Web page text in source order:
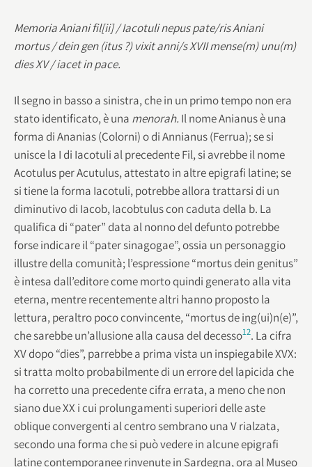
Memoria Aniani fil[ii] / Iacotuli nepus pate/ris Aniani
mortus / dein gen (itus ?) vixit anni/s XVII mense(m) unu(m)
dies XV / iacet in pace.
Il segno in basso a sinistra, che in un primo tempo non era
stato identificato, è una menorah. Il nome Anianus è una
forma di Ananias (Colorni) o di Annianus (Ferrua); se si
unisce la I di Iacotuli al precedente Fil, si avrebbe il nome
Acotulus per Acutulus, attestato in altre epigrafi latine; se
si tiene la forma Iacotuli, potrebbe allora trattarsi di un
diminutivo di Iacob, Iacobtulus con caduta della b. La
qualifica di “pater” data al nonno del defunto potrebbe
forse indicare il “pater sinagogae”, ossia un personaggio
illustre della comunità; l’espressione “mortus dein genitus”
è intesa dall’editore come morto quindi generato alla vita
eterna, mentre recentemente altri hanno proposto la
lettura, peraltro poco convincente, “mortus de ing(ui)n(e)”,
che sarebbe un’allusione alla causa del decesso12. La cifra
XV dopo “dies”, parrebbe a prima vista un inspiegabile XVX:
si tratta molto probabilmente di un errore del lapicida che
ha corretto una precedente cifra errata, a meno che non
siano due XX i cui prolungamenti superiori delle aste
oblique convergenti al centro sembrano una V rialzata,
secondo una forma che si può vedere in alcune epigrafi
latine contemporanee rinvenute in Sardegna, ora al Museo